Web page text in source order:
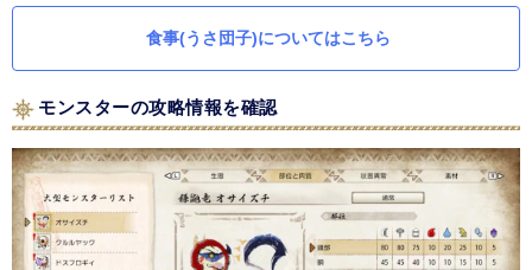
食事(うさ団子)についてはこちら
モンスターの攻略情報を確認